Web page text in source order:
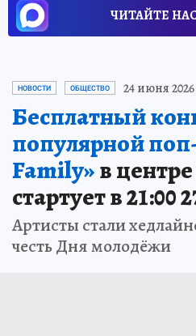
ЧИТАЙТЕ
НОВОСТИ ОБЩЕСТВО 24 июня 2026
Бесплатный
популярной
Family»в
стартует в 21:00
Артисты стали
честь Дня молодёжи